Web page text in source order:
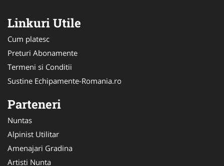
Linkuri Utile
Cum platesc
Preturi Abonamente
Termeni si Conditii
Sustine Echipamente-Romania.ro
Parteneri
Nuntas
Alpinist Utilitar
Amenajari Gradina
Artisti Nunta